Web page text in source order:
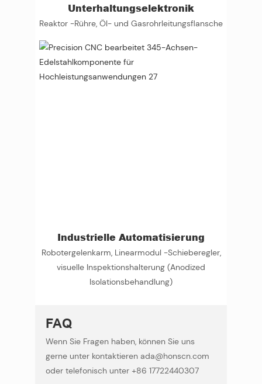
Unterhaltungselektronik
Reaktor -Rühre, Öl- und Gasrohrleitungsflansche
Industrielle Automatisierung
Robotergelenkarm, Linearmodul -Schieberegler,
visuelle Inspektionshalterung (Anodized
Isolationsbehandlung)
FAQ
Wenn Sie Fragen haben, können Sie uns
gerne unter kontaktieren ada@honscn.com
oder telefonisch unter +86 17722440307